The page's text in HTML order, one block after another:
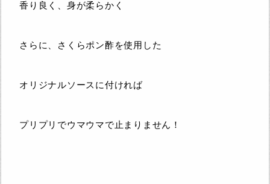
香り良く、身が柔らかく
さらに、さくらポン酢を使用した
オリジナルソースに付ければ
プリプリでウマウマで止まりません！